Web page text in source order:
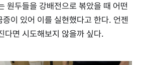
원두들을 강배전으로 볶았을 때 어떤
증이 있어 이를 실현했다고 한다. 언젠
다면 시도해보지 않을까 싶다.